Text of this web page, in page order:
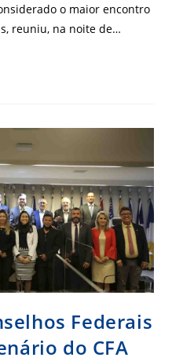
o maior encontro
reuniu, na noite de…
Federais
do CFA